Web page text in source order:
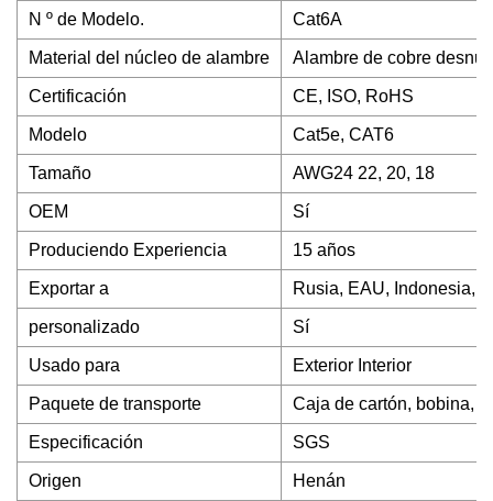
N º de Modelo. Cat6A
Material del núcleo de alambre Alambre de cobre
Certificación CE, ISO, RoHS
Modelo Cat5e, CAT6
Tamaño AWG24 22, 20, 18
OEM Sí
Produciendo Experiencia 15 años
Exportar a Rusia, EAU, Indonesia,
personalizado Sí
Usado para Exterior Interior
Paquete de transporte Caja de cartón, bobina,
Especificación SGS
Origen Henán